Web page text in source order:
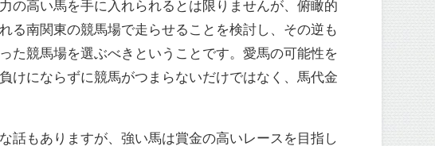
の高い馬を手に入れられるとは限りませんが、俯瞰的
る南関東の競馬場で走らせることを検討し、その逆も
た競馬場を選ぶべきということです。愛馬の可能性を
けにならずに競馬がつまらないだけではなく、馬代金
話もありますが、強い馬は賞金の高いレースを目指し